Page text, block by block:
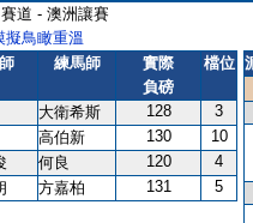
道 - 澳洲讓賽
擬鳥瞰重溫
練馬師
實際
負磅
檔位
大衛希斯 128
3
高伯新 130
10
何良 120
4
方嘉柏 131 5